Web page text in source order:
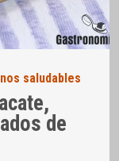
saludables
de